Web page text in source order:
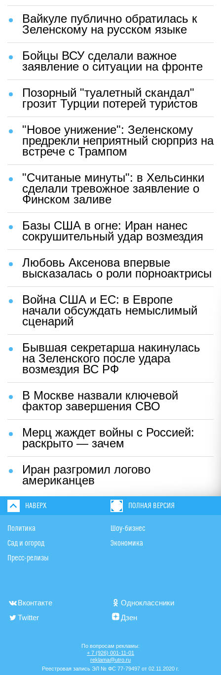
Вайкуле публично обратилась к
Зеленскому на русском языке
Бойцы ВСУ сделали важное
заявление о ситуации на фронте
Позорный "туалетный скандал"
грозит Турции потерей туристов
"Новое унижение": Зеленскому
предрекли неприятный сюрприз на
встрече с Трампом
"Считаные минуты": в Хельсинки
сделали тревожное заявление о
Финском заливе
Базы США в огне: Иран нанес
сокрушительный удар возмездия
Любовь Аксенова впервые
высказалась о роли порноактрисы
Война США и ЕС: в Европе
начали обсуждать немыслимый
сценарий
Бывшая секретарша накинулась
на Зеленского после удара
возмездия ВС РФ
В Москве назвали ключевой
фактор завершения СВО
Мерц жаждет войны с Россией:
раскрыто — зачем
Иран разгромил логово
американцев
НАВЕРХ ПОЛНАЯ ВЕРСИЯ
Политика
Сад и огород
Пресс-релизы
Шоу-бизнес
Экономика
Вконтакте
Одноклассники
Twitter
Дзен
По вопросам рекламы:
+ 7 (926) 001-11-01
reklama@utro.ru
Реестровая запись ЭЛ № ФС 77-79497 от 02.11.2020 г.